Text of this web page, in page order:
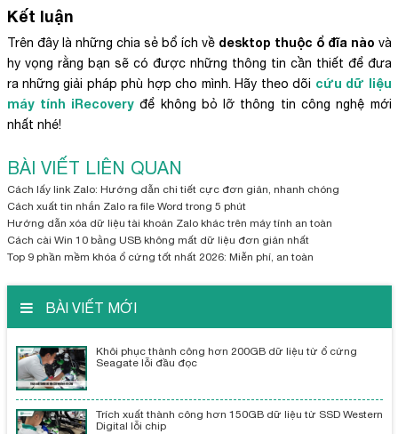
Kết luận
Trên đây là những chia sẻ bổ ích về desktop thuộc ổ đĩa nào và
hy vọng rằng bạn sẽ có được những thông tin cần thiết để đưa
ra những giải pháp phù hợp cho mình. Hãy theo dõi cứu dữ liệu
máy tính iRecovery để không bỏ lỡ thông tin công nghệ mới
nhất nhé!
BÀI VIẾT LIÊN QUAN
Cách lấy link Zalo: Hướng dẫn chi tiết cực đơn giản, nhanh chóng
Cách xuất tin nhắn Zalo ra file Word trong 5 phút
Hướng dẫn xóa dữ liệu tài khoản Zalo khác trên máy tính an toàn
Cách cài Win 10 bằng USB không mất dữ liệu đơn giản nhất
Top 9 phần mềm khóa ổ cứng tốt nhất 2026: Miễn phí, an toàn
BÀI VIẾT MỚI
Khôi phục thành công hơn 200GB dữ liệu từ ổ cứng
Seagate lỗi đầu đọc
Trích xuất thành công hơn 150GB dữ liệu từ SSD Western
Digital lỗi chip